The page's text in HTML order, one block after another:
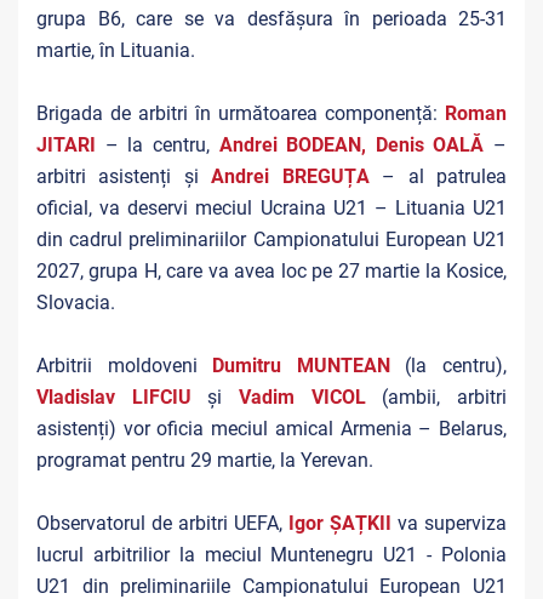
grupa B6, care se va desfășura în perioada 25-31
martie, în Lituania.
Brigada de arbitri în următoarea componență: Roman
JITARI – la centru, Andrei BODEAN, Denis OALĂ –
arbitri asistenți șiAndrei BREGUȚA– al patrulea
oficial, va deservi meciul Ucraina U21 – Lituania U21
din cadrul preliminariilor Campionatului European U21
2027, grupa H, care va avea loc pe 27 martie la Kosice,
Slovacia.
Arbitrii moldoveni Dumitru MUNTEAN(la centru),
Vladislav LIFCIU șiVadim VICOL(ambii, arbitri
asistenți) vor oficia meciul amical Armenia – Belarus,
programat pentru 29 martie, la Yerevan.
Observatorul de arbitri UEFA, Igor ȘAȚKII va superviza
lucrul arbitrilior la meciul Muntenegru U21 - Polonia
U21 din preliminariile Campionatului European U21